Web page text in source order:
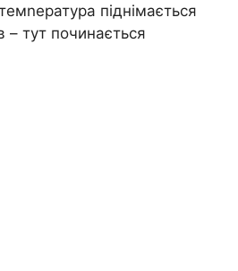
піднімається
– тут починається